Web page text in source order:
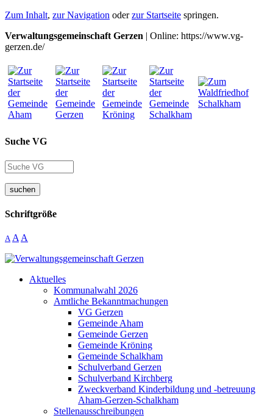
Zum Inhalt, zur Navigation oderzur Startseite springen.
Verwaltungsgemeinschaft Gerzen | Online: https://www.vg-
gerzen.de/
Suche VG
suchen
Schriftgröße
A A A
Aktuelles
Kommunalwahl 2026
Amtliche Bekanntmachungen
VG Gerzen
Gemeinde Aham
Gemeinde Gerzen
Gemeinde Kröning
Gemeinde Schalkham
Schulverband Gerzen
Schulverband Kirchberg
Zweckverband Kinderbildung und -betreuung
Aham-Gerzen-Schalkham
Stellenausschreibungen